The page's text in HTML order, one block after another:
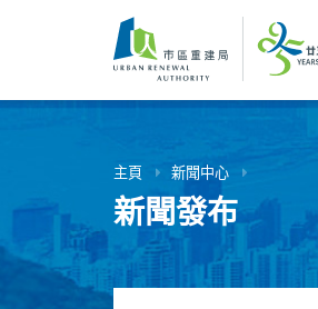
內
主頁 新聞中心
新聞發布